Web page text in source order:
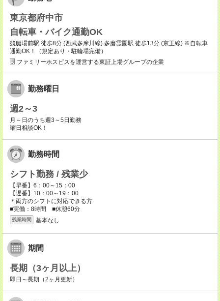
東京都府中市
自転車・バイク通勤OK
競艇場前駅 徒歩8分 (西武多摩川線) 多磨霊園駅 徒歩13分 (京王線) ※自転車
通勤OK！（規定あり・駐輪場完備）
ファミリーホスピスを運営する東証上場グループの企業
勤務曜日
週2～3
月～日のうち週3～5日勤務
曜日相談OK！
勤務時間
シフト勤務 / 残業少
【早番】6：00～15：00
【遅番】10：00～19：00
＊両方のシフトに対応できる方
■実働：8時間 ■休憩60分
残業時間 基本なし
期間
長期（3ヶ月以上）
即日～長期（2ヶ月更新）